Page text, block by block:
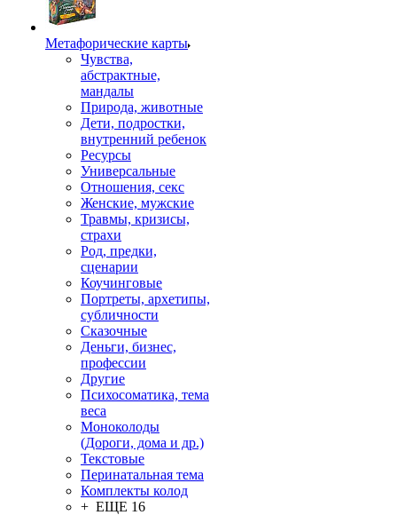
Mетафорические карты
Чувства,
абстрактные,
мандалы
Природа, животные
Дети, подростки,
внутренний ребенок
Ресурсы
Универсальные
Отношения, секс
Женские, мужские
Травмы, кризисы,
страхи
Род, предки,
сценарии
Коучинговые
Портреты, архетипы,
субличности
Сказочные
Деньги, бизнес,
профессии
Другие
Психосоматика, тема
веса
Моноколоды
(Дороги, дома и др.)
Текстовые
Перинатальная тема
Комплекты колод
+ ЕЩЕ 16